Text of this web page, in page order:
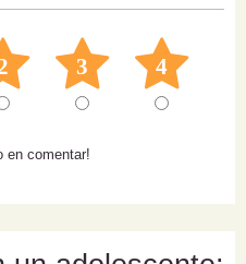
3 4
en comentar!